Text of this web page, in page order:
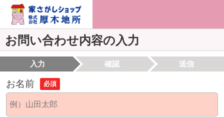
お問い合わせ内容の入力
入力 確認 送信
お名前 必須